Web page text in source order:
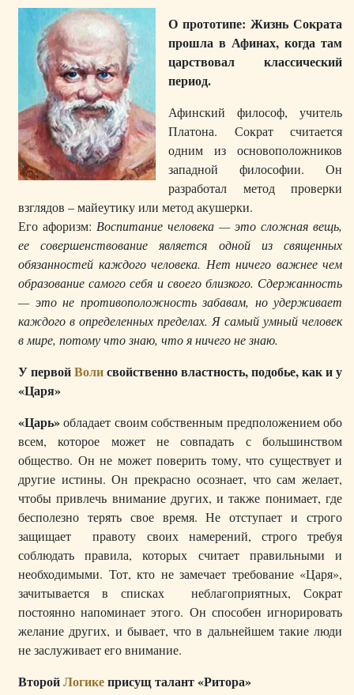
О прототипе: Жизнь Сократа
прошла в Афинах, когда там
царствовал классический
период.
Афинский философ, учитель
Платона. Сократ считается
одним из основоположников
западной философии. Он
разработал метод проверки
взглядов – майеутику или метод акушерки.
Его афоризм: Воспитание человека — это сложная вещь,
ее совершенствование является одной из священных
обязанностей каждого человека. Нет ничего важнее чем
образование самого себя и своего близкого. Сдержанность
— это не противоположность забавам, но удерживает
каждого в определенных пределах. Я самый умный человек
в мире, потому что знаю, что я ничего не знаю.
У первойВолисвойственно властность, подобье, как и у
«Царя»
«Царь»обладает своим собственным предположением обо
всем, которое может не совпадать с большинством
общество. Он не может поверить тому, что существует и
другие истины. Он прекрасно осознает, что сам желает,
чтобы привлечь внимание других, и также понимает, где
бесполезно терять свое время. Не отступает и строго
защищает правоту своих намерений, строго требуя
соблюдать правила, которых считает правильными и
необходимыми. Тот, кто не замечает требование «Царя»,
зачитывается в списках неблагоприятных, Сократ
постоянно напоминает этого. Он способен игнорировать
желание других, и бывает, что в дальнейшем такие люди
не заслуживает его внимание.
ВторойЛогикеприсущ талант «Ритора»